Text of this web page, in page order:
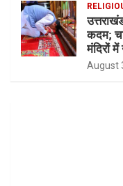
कदम;
मंदिरों
August